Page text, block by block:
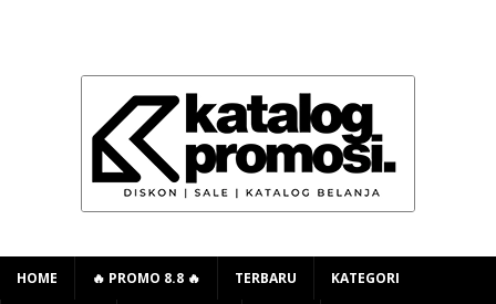
HOME 🔥 PROMO 8.8 🔥 TERBARU KATEGORI